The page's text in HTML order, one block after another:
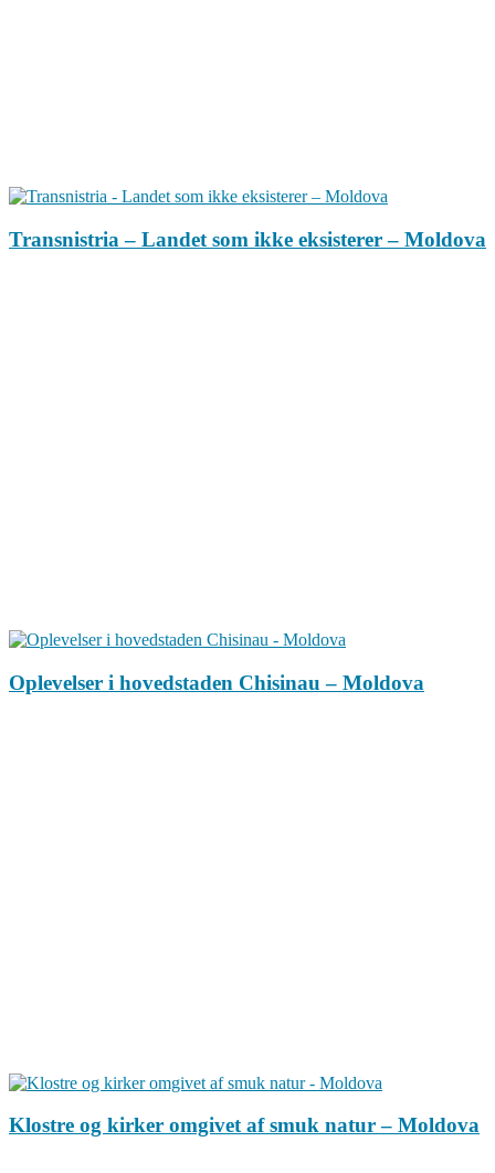
Transnistria – Landet som ikke eksisterer – Moldova
Oplevelser i hovedstaden Chisinau – Moldova
Klostre og kirker omgivet af smuk natur – Moldova